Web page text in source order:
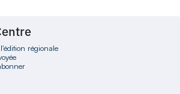
régionale